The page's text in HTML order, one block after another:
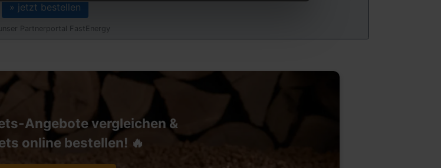
» jetzt bestellen
Partnerportal FastEnergy
Angebote vergleichen &
online bestellen! 🔥